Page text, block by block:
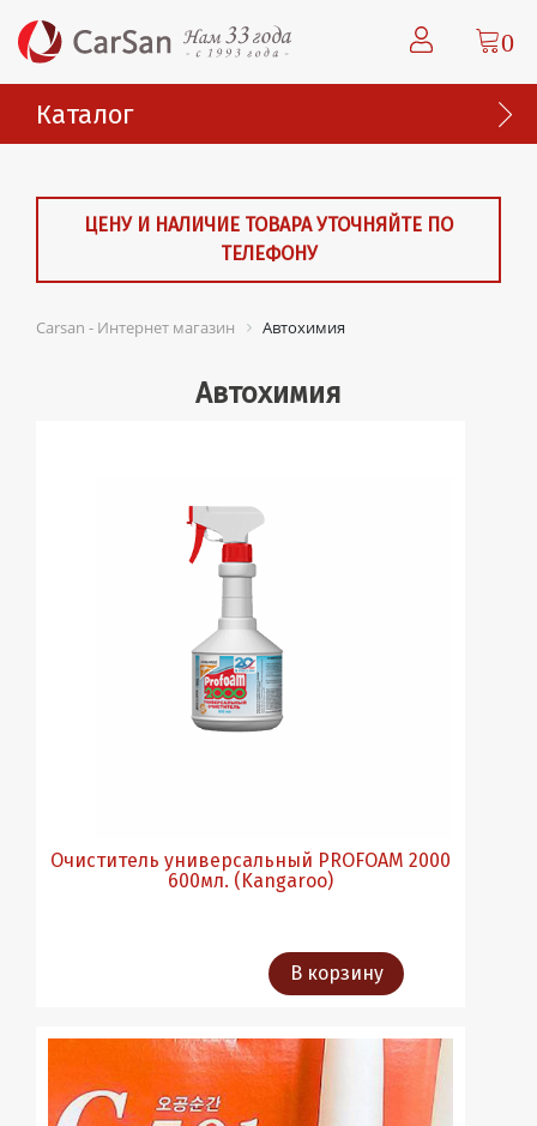
0
Каталог
ЦЕНУ И НАЛИЧИЕ ТОВАРА УТОЧНЯЙТЕ ПО
ТЕЛЕФОНУ
Carsan - Интернет магазин Автохимия
Автохимия
Очиститель универсальный PROFOAM 2000
600мл. (Kangaroo)
В корзину